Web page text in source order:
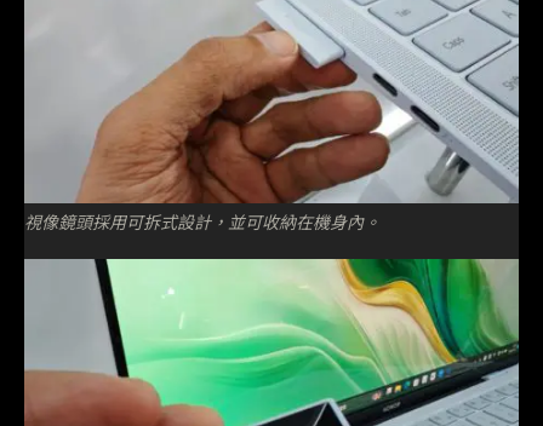
視像鏡頭採用可拆式設計，並可收納在機身內。